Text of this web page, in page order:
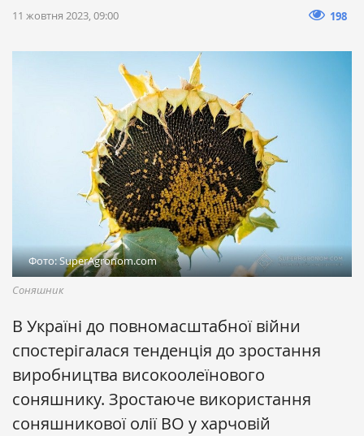
11 жовтня 2023, 09:00 198
Фото: SuperAgronom.com
Соняшник
В Україні до повномасштабної війни
спостерігалася тенденція до зростання
виробництва високоолеїнового
соняшнику. Зростаюче використання
соняшникової олії ВO у харчовій